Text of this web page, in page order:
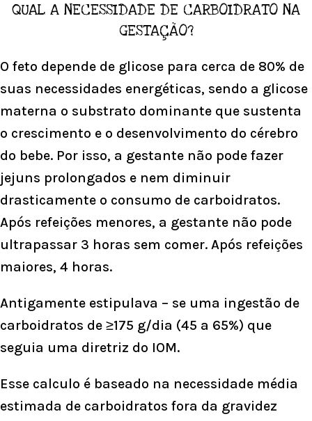
QUAL A NECESSIDADE DE CARBOIDRATO NA
GESTAÇÃO?
O feto depende de glicose para cerca de 80% de
suas necessidades energéticas, sendo a glicose
materna o substrato dominante que sustenta
o crescimento e o desenvolvimento do cérebro
do bebe. Por isso, a gestante não pode fazer
jejuns prolongados e nem diminuir
drasticamente o consumo de carboidratos.
Após refeições menores, a gestante não pode
ultrapassar 3 horas sem comer. Após refeições
maiores, 4 horas.
Antigamente estipulava – se uma ingestão de
carboidratos de ≥175 g/dia (45 a 65%) que
seguia uma diretriz do IOM.
Esse calculo é baseado na necessidade média
estimada de carboidratos fora da gravidez